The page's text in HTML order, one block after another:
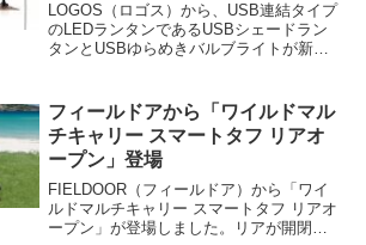
LOGOS（ロゴス）から、USB連結タイプ
のLEDランタンであるUSBシェードラン
タンとUSBゆらめきバルブライトが新た
タイプがあります。詳細をレビューしま
す。
フィールドアから「ワイルドマル
チキャリー スマートタフ リアオ
ープン」登場
FIELDOOR（フィールドア）から「ワイ
ルドマルチキャリー スマートタフ リアオ
ープン」が登場しました。リアが開閉式